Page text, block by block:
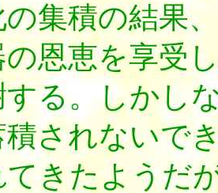
集積の結果
恩恵を享受
る。しかし
されないで
きたようだ